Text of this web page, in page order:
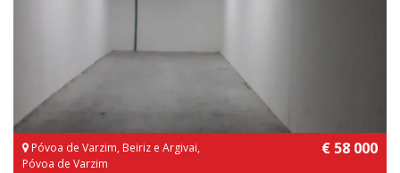
Póvoa de Varzim, Beiriz e Argivai,
Póvoa de Varzim
€ 58 000